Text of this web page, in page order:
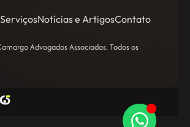
Advogados Associados. Todos os
ServiçosNotícias e ArtigosContato